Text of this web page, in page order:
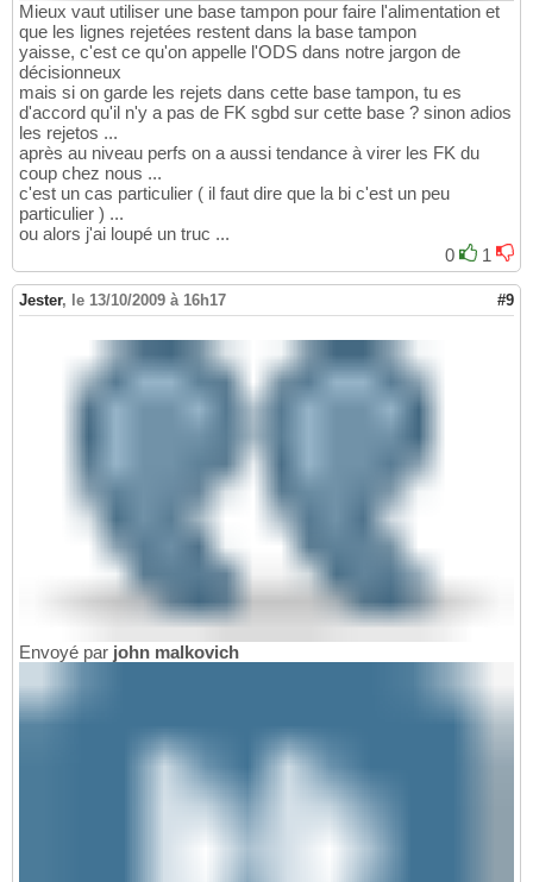
Mieux vaut utiliser une base tampon pour faire l'alimentation et
que les lignes rejetées restent dans la base tampon
yaisse, c'est ce qu'on appelle l'ODS dans notre jargon de
décisionneux
mais si on garde les rejets dans cette base tampon, tu es
d'accord qu'il n'y a pas de FK sgbd sur cette base ? sinon adios
les rejetos ...
après au niveau perfs on a aussi tendance à virer les FK du
coup chez nous ...
c'est un cas particulier ( il faut dire que la bi c'est un peu
particulier ) ...
ou alors j'ai loupé un truc ...
0
1
Jester, le 13/10/2009 à 16h17 #9
Envoyé par john malkovich